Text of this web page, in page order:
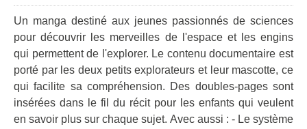
Un manga destiné aux jeunes passionnés de sciences
pour découvrir les merveilles de l'espace et les engins
qui permettent de l'explorer. Le contenu documentaire est
porté par les deux petits explorateurs et leur mascotte, ce
qui facilite sa compréhension. Des doubles-pages sont
insérées dans le fil du récit pour les enfants qui veulent
en savoir plus sur chaque sujet. Avec aussi : - Le système